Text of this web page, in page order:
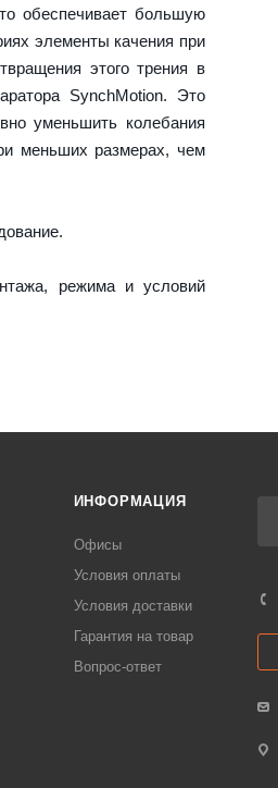
обеспечивает большую
элементы качения при
этого трения в
SynchMotion. Это
уменьшить колебания
меньших размерах, чем
режима и условий
ИНФОРМАЦИЯ
Офисы
Условия оплаты
Условия доставки
Гарантия на товар
Вопрос-ответ